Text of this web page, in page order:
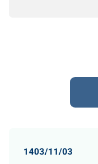
1403/11/03